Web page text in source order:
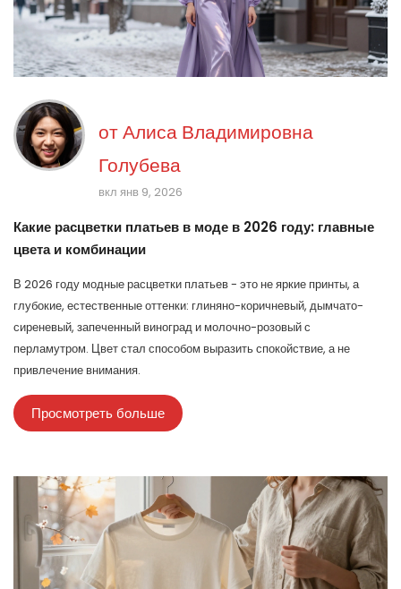
отАлиса Владимировна
Голубева
вкл янв 9, 2026
Какие расцветки платьев в моде в 2026 году: главные
цвета и комбинации
В 2026 году модные расцветки платьев - это не яркие принты, а
глубокие, естественные оттенки: глиняно-коричневый, дымчато-
сиреневый, запеченный виноград и молочно-розовый с
перламутром. Цвет стал способом выразить спокойствие, а не
привлечение внимания.
Просмотреть больше